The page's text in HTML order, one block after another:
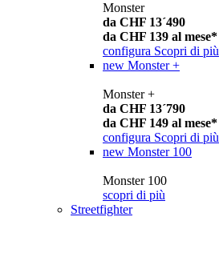
Monster
da CHF 13´490
da CHF 139 al mese*
configura Scopri di più
new Monster +
Monster +
da CHF 13´790
da CHF 149 al mese*
configura Scopri di più
new Monster 100
Monster 100
scopri di più
Streetfighter